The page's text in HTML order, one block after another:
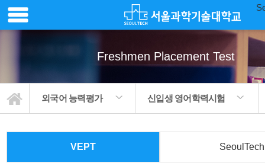
Freshmen Placement Test
외국어 능력평가 신입생 영어학력시험
VEPT SeoulTech